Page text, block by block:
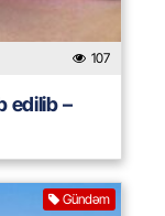
107
edilib –
Gündəm